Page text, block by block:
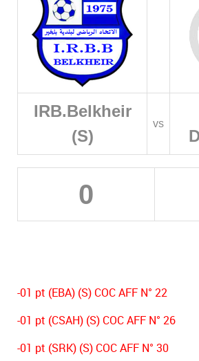
IRB.Belkheir
(S)
vs
0
-01 pt (EBA) (S) COC AFF N° 22
-01 pt (CSAH) (S) COC AFF N° 26
-01 pt (SRK) (S) COC AFF N° 30